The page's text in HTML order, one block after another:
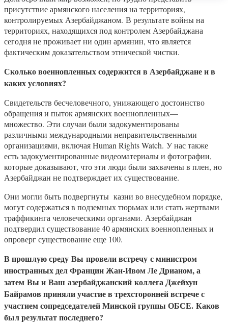
присутствие армянского населения на территориях,
контролируемых Азербайджаном. В результате войны на
территориях, находящихся под контролем Азербайджана
сегодня не проживает ни один армянин, что является
фактическим доказательством этнической чистки.
Сколько военнопленных содержится в Азербайджане и в
каких условиях?
Свидетельств бесчеловечного, унижающего достоинство
обращения и пыток армянских военнопленных—
множество. Эти случаи были задокументированы
различными международными неправительственными
организациями, включая Human Rights Watch. У нас также
есть задокументированные видеоматериалы и фотографии,
которые доказывают, что эти люди были захвачены в плен, но
Азербайджан не подтверждает их существование.
Они могли быть подвергнуты казни во внесудебном порядке,
могут содержаться в подземных тюрьмах или стать жертвами
траффикинга человеческими органами. Азербайджан
подтвердил существование 40 армянских военнопленных и
опроверг существование еще 100.
В прошлую среду Вы провели встречу с министром
иностранных дел Франции Жан-Ивом Ле Дрианом, а
затем Вы и Ваш азербайджанский коллега Джейхун
Байрамов приняли участие в трехсторонней встрече с
участием сопредседателей Минской группы ОБСЕ. Каков
был результат последнего?